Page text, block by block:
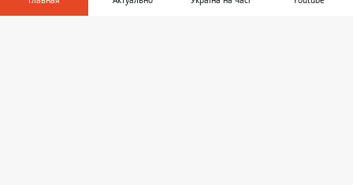
телефонный звонок, 81 год назад родился